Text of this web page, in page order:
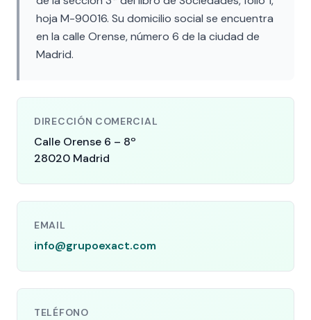
hoja M-90016. Su domicilio social se encuentra
en la calle Orense, número 6 de la ciudad de
Madrid.
DIRECCIÓN COMERCIAL
Calle Orense 6 – 8º
28020 Madrid
EMAIL
info@grupoexact.com
TELÉFONO